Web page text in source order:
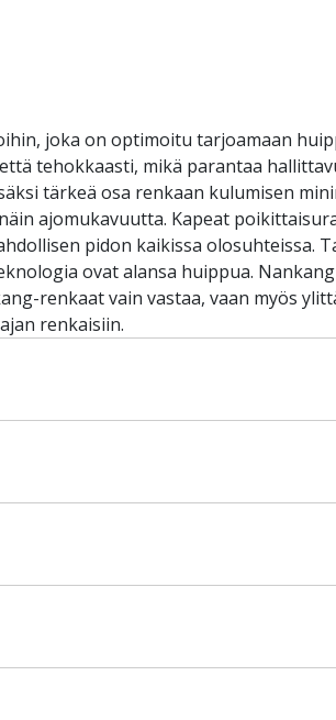
joka on optimoitu tarjoamaan
tehokkaasti, mikä parantaa
tärkeä osa renkaan kulumisen
ajomukavuutta. Kapeat
pidon kaikissa olosuhteissa.
ovat alansa huippua.
renkaat vain vastaa, vaan myös
renkaisiin.